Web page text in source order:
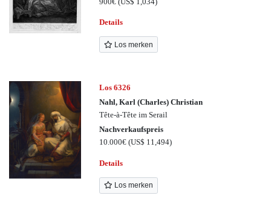
Details
Los merken
Los 6326
Nahl, Karl (Charles) Christian
Tête-à-Tête im Serail
Nachverkaufspreis
10.000€(US$ 11,494)
Details
Los merken